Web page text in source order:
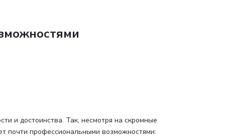
и достоинства. Так, несмотря на скромные
почти профессиональными возможностями: